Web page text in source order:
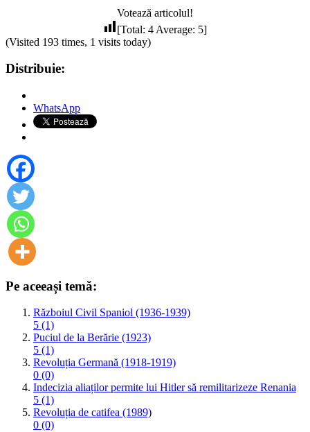
Votează articolul!
[Total: 4 Average: 5]
(Visited 193 times, 1 visits today)
Distribuie:
WhatsApp
Pe aceeași temă:
Războiul Civil Spaniol (1936-1939)
5 (1)
Puciul de la Berărie (1923)
5 (1)
Revoluția Germană (1918-1919)
0 (0)
Indecizia aliaților permite lui Hitler să remilitarizeze Renania
5 (1)
Revoluția de catifea (1989)
0 (0)